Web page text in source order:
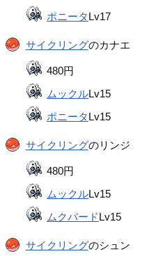
ポニータLv17
サイクリングのカナエ
480円
ムックルLv15
ポニータLv15
サイクリングのリンジ
480円
ムックルLv15
ムクバードLv15
サイクリングのシュン